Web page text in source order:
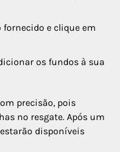
e clique em
os fundos à sua
precisão, pois
no resgate. Após um
disponíveis